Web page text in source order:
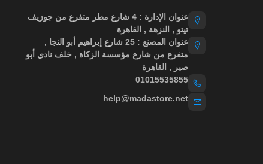
عنوان الإدارة : 4 شارع مطر متفرع من جوزيف
تيتو , النزهة , القاهرة
عنوان المصنع : 25 شارع إبراهيم أبو النجا ,
متفرع من شارع مؤسسة الزكاة , خلف نادي أبو
صير , القاهرة
01015535855
help@madastore.net